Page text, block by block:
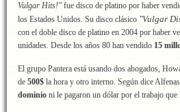
Vulgar Hits!" fue disco de platino por haber
los Estados Unidos. Su disco clásico "Vulgar
con el doble disco de platino en 2004 por haber
unidades. Desde los años 80 han vendido 15
El grupo Pantera está usando dos abogados,
de 500$ la hora y otro interno. Según dice
dominio ni le pagaron un dólar por el trabajo que